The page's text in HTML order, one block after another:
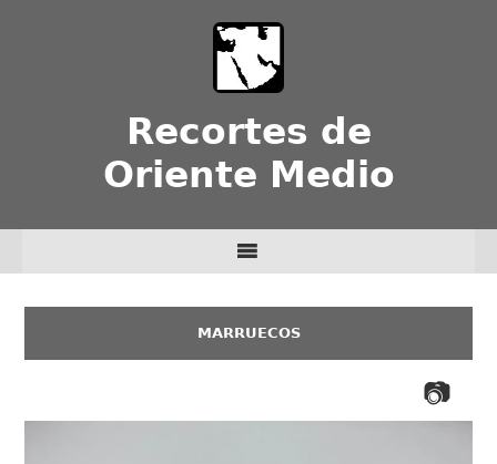
Recortes de
Oriente Medio
MARRUE­COS